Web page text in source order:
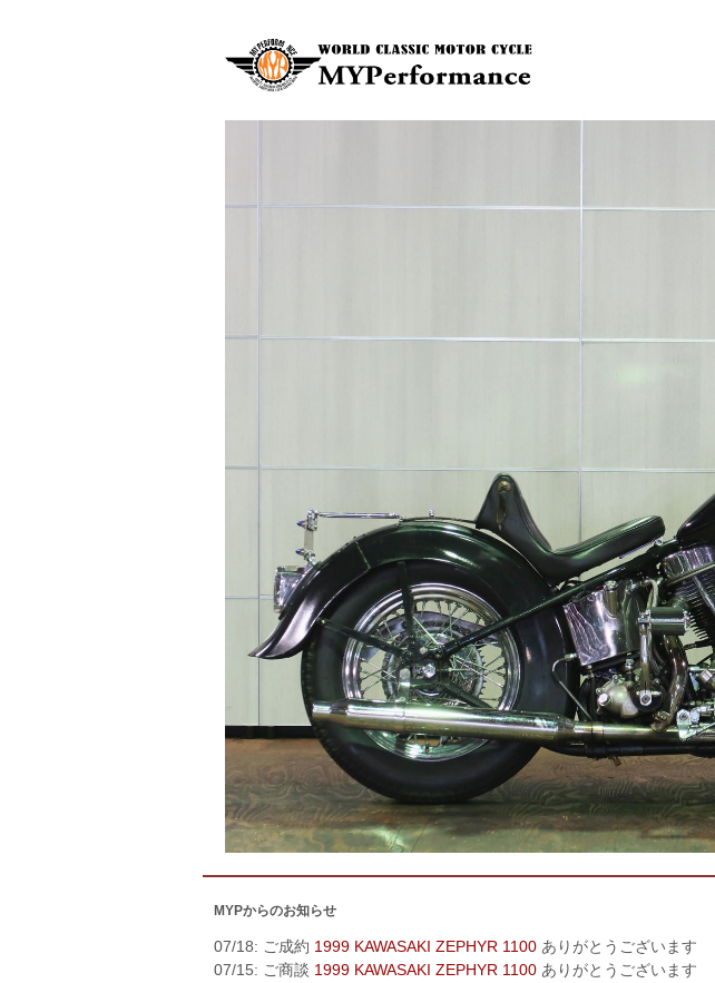
MYPからのお知らせ
07/18: ご成約 1999 KAWASAKI ZEPHYR 1100 ありがとうございます
07/15: ご商談 1999 KAWASAKI ZEPHYR 1100 ありがとうございます